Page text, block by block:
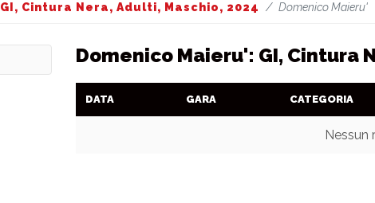
GI, Cintura Nera, Adulti, Maschio, 2024 Domenico Maieru'
Domenico Maieru': GI, Cintura
DATA GARA CATEGORIA
Nessun